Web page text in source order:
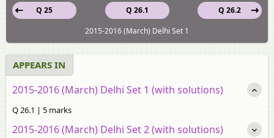
Q 26.1
Q 25
Q 26.2
2015-2016 (March) Delhi Set 1
APPEARS IN
2015-2016 (March) Delhi Set 1 (with solutions)
Q 26.1 | 5 marks
2015-2016 (March) Delhi Set 2 (with solutions)